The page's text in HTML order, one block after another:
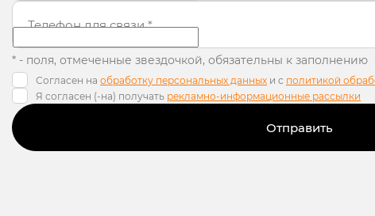
Телефон для связи*
* - поля, отмеченные звездочкой, обязательны к заполнению
Согласен на обработку персональных данных и c политикой
Я согласен (-на) получать рекламно-информационные рассылки
Отправить